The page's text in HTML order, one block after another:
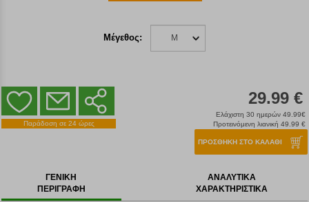
Μέγεθος: M
Παράδοση σε 24 ώρες
29.99 €
Ελάχιστη 30 ημερών 49.99€
Προτεινόμενη λιανική 49.99 €
ΠΡΟΣΘΗΚΗ ΣΤΟ ΚΑΛΑΘΙ
ΓΕΝΙΚΗ
ΠΕΡΙΓΡΑΦΗ
ΑΝΑΛΥΤΙΚΑ
ΧΑΡΑΚΤΗΡΙΣΤΙΚΑ